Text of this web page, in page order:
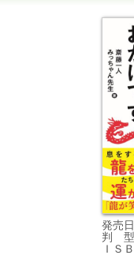
発売日
判 型
ＩＳ